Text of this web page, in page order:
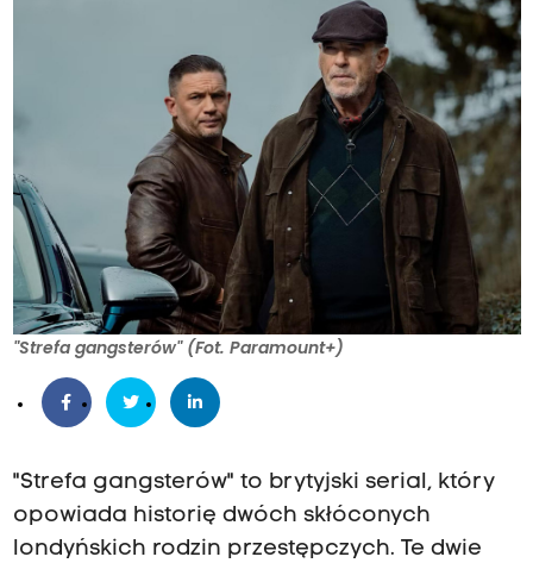
"Strefa gangsterów" (Fot. Paramount+)
"Strefa gangsterów" to brytyjski serial, który
opowiada historię dwóch skłóconych
londyńskich rodzin przestępczych. Te dwie